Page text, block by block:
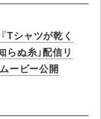
Tシャツが乾く
らぬ糸」配信リ
ービー公開